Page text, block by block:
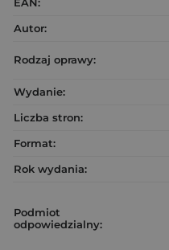
Autor:
Rodzaj oprawy:
Wydanie:
Liczba stron:
Format:
Rok wydania:
Podmiot
odpowiedzialny: